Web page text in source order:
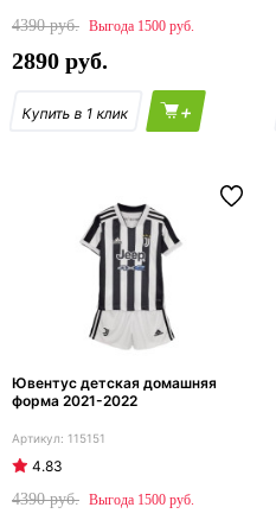
4390
1500
2890
+
Ювентус детская домашняя
форма 2021-2022
115151
4.83
4390
1500